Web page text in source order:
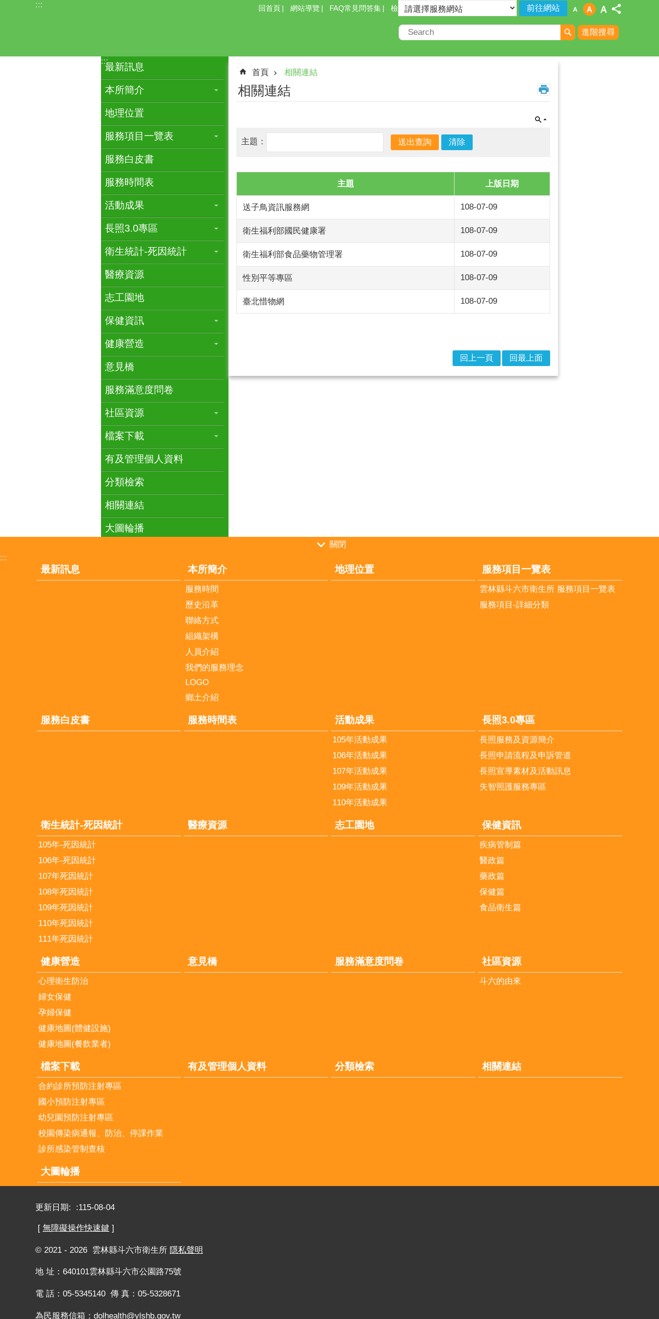
跳到主要內容區塊
::: 回首頁 網站導覽 FAQ常見問答集 檢索
進階搜尋
:::
最新訊息
本所簡介
地理位置
服務項目一覽表
服務白皮書
服務時間表
活動成果
長照3.0專區
衛生統計-死因統計
醫療資源
志工園地
保健資訊
健康營造
意見橋
服務滿意度問卷
社區資源
檔案下載
有及管理個人資料
分類檢索
相關連結
大圖輪播
:::
首頁 相關連結
相關連結
主題：
主題 上版日期
送子鳥資訊服務網 108-07-09
衛生福利部國民健康署 108-07-09
衛生福利部食品藥物管理署 108-07-09
性別平等專區 108-07-09
臺北惜物網 108-07-09
回上一頁 回最上面
關閉
:::
最新訊息 本所簡介
服務時間
歷史沿革
聯絡方式
組織架構
人員介紹
我們的服務理念
LOGO
鄉土介紹
地理位置 服務項目一覽表
雲林縣斗六市衛生所 服務項目一覽表
服務項目-詳細分類
服務白皮書 服務時間表 活動成果
105年活動成果
106年活動成果
107年活動成果
109年活動成果
110年活動成果
長照3.0專區
長照服務及資源簡介
長照申請流程及申訴管道
長照宣導素材及活動訊息
失智照護服務專區
衛生統計-死因統計
105年-死因統計
106年-死因統計
107年死因統計
108年死因統計
109年死因統計
110年死因統計
111年死因統計
醫療資源 志工園地 保健資訊
疾病管制篇
醫政篇
藥政篇
保健篇
食品衛生篇
健康營造
心理衛生防治
婦女保健
孕婦保健
健康地圖(體健設施)
健康地圖(餐飲業者)
意見橋 服務滿意度問卷 社區資源
斗六的由來
檔案下載
合約診所預防注射專區
國小預防注射專區
幼兒園預防注射專區
校園傳染病通報、防治、停課作業
診所感染管制查核
有及管理個人資料 分類檢索 相關連結
大圖輪播
更新日期: 115-08-04
[ 無障礙操作快速鍵 ]
© 2021 - 2026 雲林縣斗六市衛生所 隱私聲明
地 址：640101雲林縣斗六市公園路75號
電 話：05-5345140 傳 真：05-5328671
為民服務信箱： dolhealth@ylshb.gov.tw